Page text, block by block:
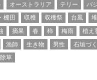
オーストラリア テリー バ
棚田 収穫 収穫祭 台風
摘果 春 柿 梅雨 植え
漁師 生き物 男性 石垣づ
除草